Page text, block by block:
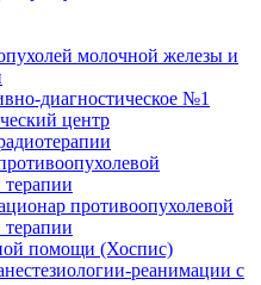
молочной железы и
диагностическое №1
центр
терапии
противоопухолевой
терапии
помощи (Хоспис)
реанимации с